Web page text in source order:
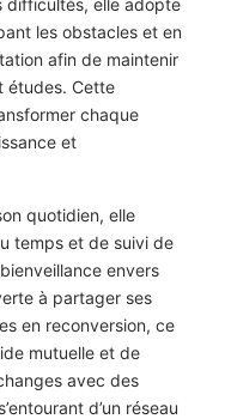
difficultés, elle adopte
les obstacles et en
afin de maintenir
études. Cette
chaque
et
quotidien, elle
temps et de suivi de
envers
à partager ses
en reconversion, ce
mutuelle et de
avec des
d’un réseau